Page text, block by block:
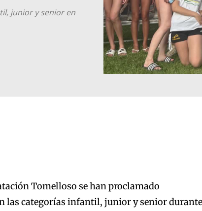
junior y senior en
Tomelloso se han proclamado
las categorías infantil, junior y senior durante